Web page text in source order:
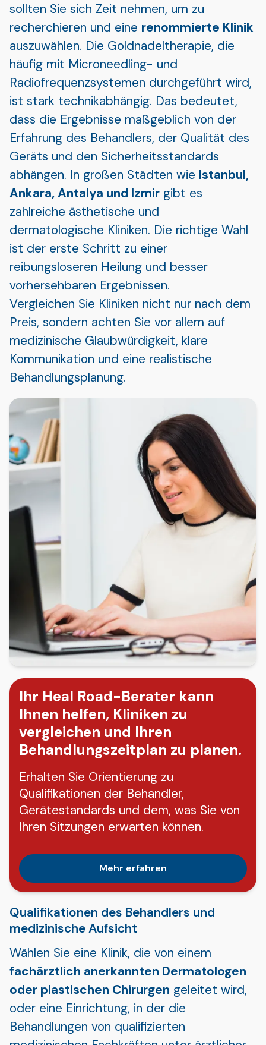
sollten Sie sich Zeit nehmen, um zu
recherchieren und eine renommierte Klinik
auszuwählen. Die Goldnadeltherapie, die
häufig mit Microneedling- und
Radiofrequenzsystemen durchgeführt wird,
ist stark technikabhängig. Das bedeutet,
dass die Ergebnisse maßgeblich von der
Erfahrung des Behandlers, der Qualität des
Geräts und den Sicherheitsstandards
abhängen. In großen Städten wie Istanbul,
Ankara, Antalya und Izmir gibt es
zahlreiche ästhetische und
dermatologische Kliniken. Die richtige Wahl
ist der erste Schritt zu einer
reibungsloseren Heilung und besser
vorhersehbaren Ergebnissen.
Vergleichen Sie Kliniken nicht nur nach dem
Preis, sondern achten Sie vor allem auf
medizinische Glaubwürdigkeit, klare
Kommunikation und eine realistische
Behandlungsplanung.
Ihr Heal Road-Berater kann
Ihnen helfen, Kliniken zu
vergleichen und Ihren
Behandlungszeitplan zu planen.
Erhalten Sie Orientierung zu
Qualifikationen der Behandler,
Gerätestandards und dem, was Sie von
Ihren Sitzungen erwarten können.
Mehr erfahren
Qualifikationen des Behandlers und
medizinische Aufsicht
Wählen Sie eine Klinik, die von einem
fachärztlich anerkannten Dermatologen
oder plastischen Chirurgen geleitet wird,
oder eine Einrichtung, in der die
Behandlungen von qualifizierten